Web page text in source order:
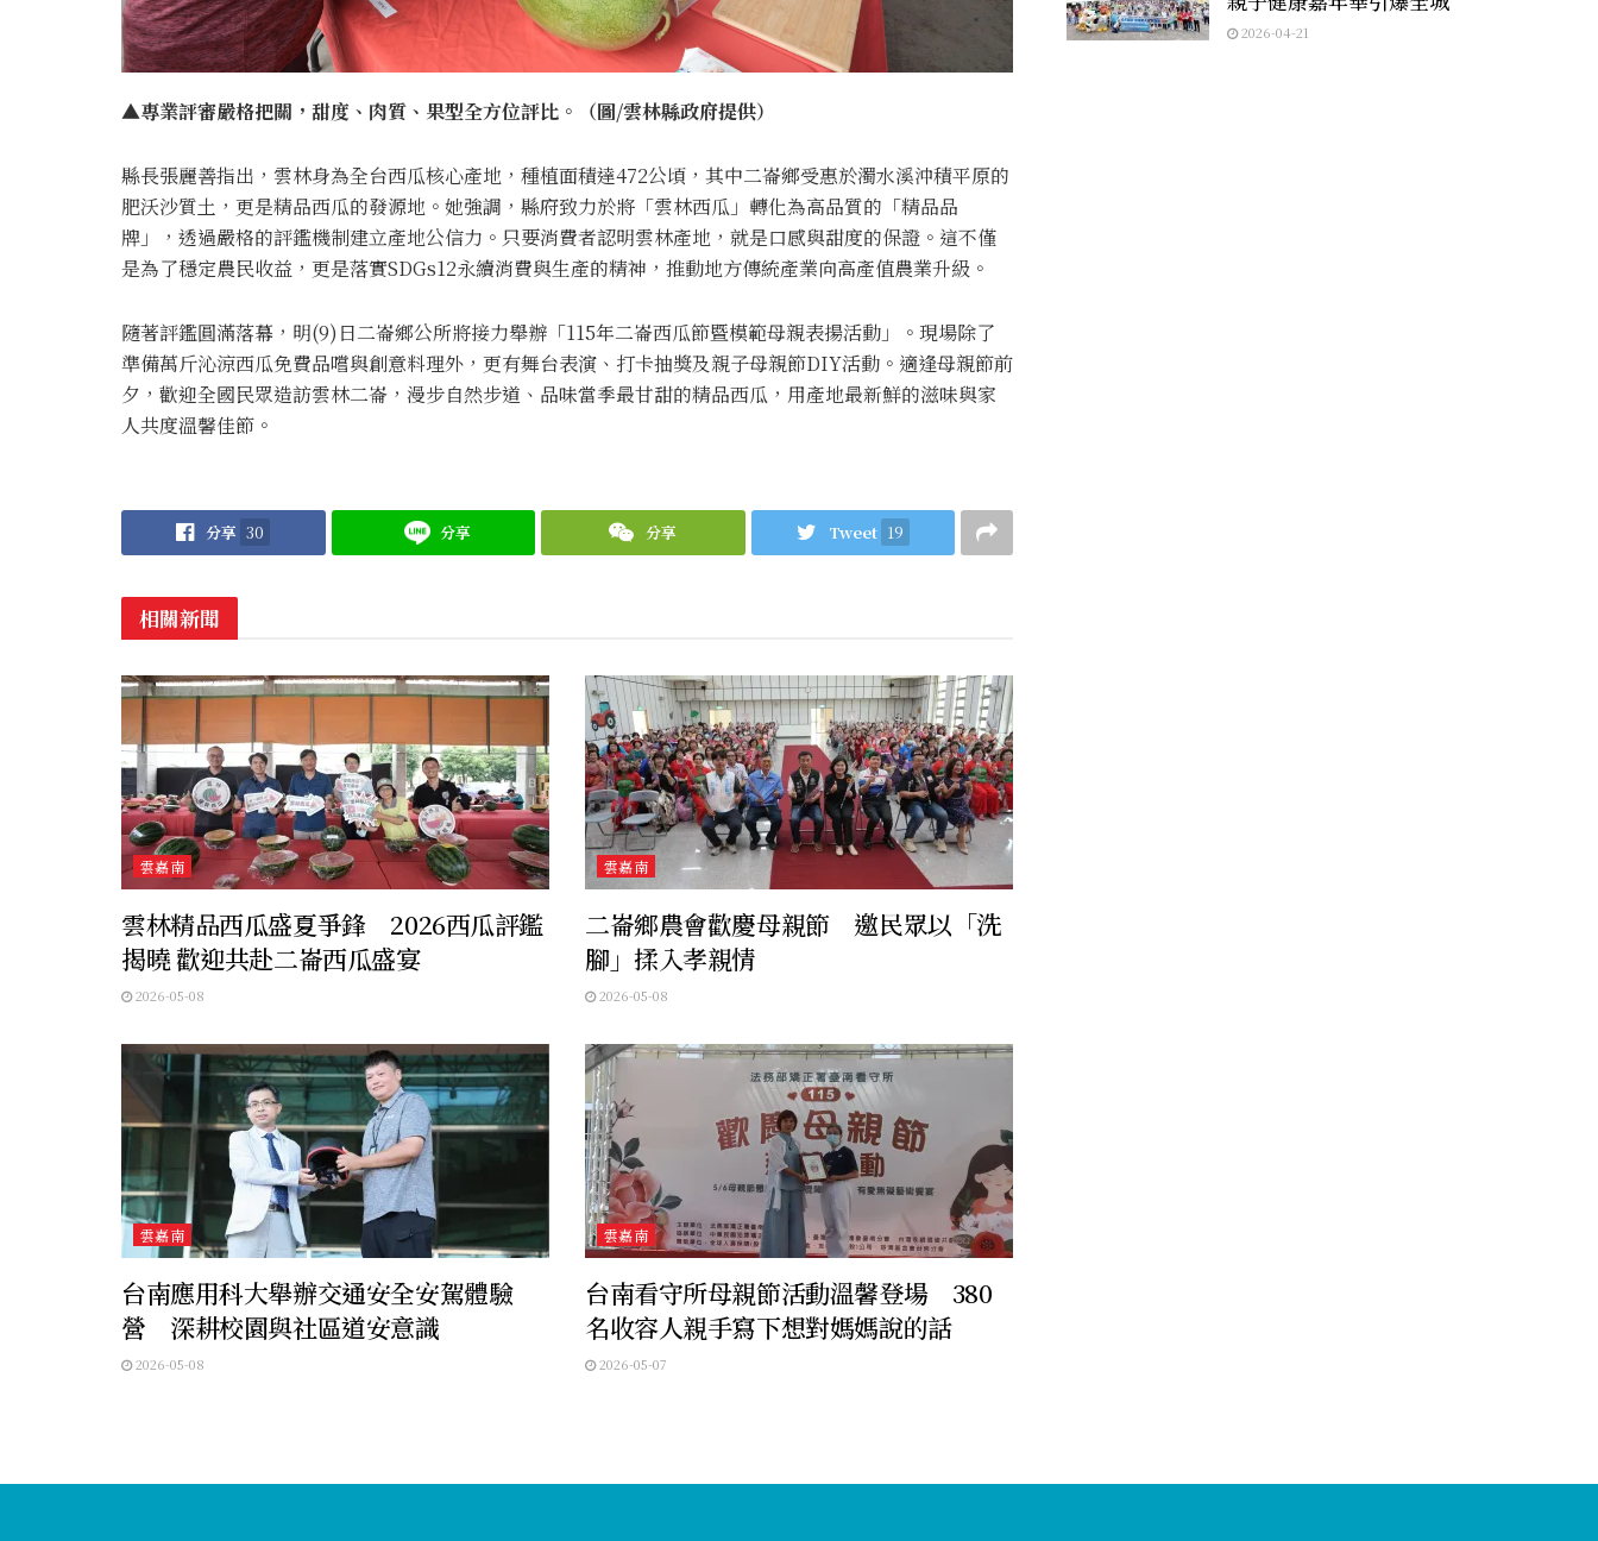
▲專業評審嚴格把關，甜度、肉質、果型全方位評比。（圖/雲林縣政府提供）
縣長張麗善指出，雲林身為全台西瓜核心產地，種植面積達472公頃，其中二崙鄉受惠於濁水溪沖積平原的
肥沃沙質土，更是精品西瓜的發源地。她強調，縣府致力於將「雲林西瓜」轉化為高品質的「精品品
牌」，透過嚴格的評鑑機制建立產地公信力。只要消費者認明雲林產地，就是口感與甜度的保證。這不僅
是為了穩定農民收益，更是落實SDGs12永續消費與生產的精神，推動地方傳統產業向高產值農業升級。
隨著評鑑圓滿落幕，明(9)日二崙鄉公所將接力舉辦「115年二崙西瓜節暨模範母親表揚活動」。現場除了
準備萬斤沁涼西瓜免費品嚐與創意料理外，更有舞台表演、打卡抽獎及親子母親節DIY活動。適逢母親節前
夕，歡迎全國民眾造訪雲林二崙，漫步自然步道、品味當季最甘甜的精品西瓜，用產地最新鮮的滋味與家
人共度溫馨佳節。
分享 30 分享 分享 Tweet 19
相關新聞
雲嘉南
雲林精品西瓜盛夏爭鋒 2026西瓜評鑑
揭曉 歡迎共赴二崙西瓜盛宴
2026-05-08
雲嘉南
二崙鄉農會歡慶母親節 邀民眾以「洗
腳」揉入孝親情
2026-05-08
雲嘉南
台南應用科大舉辦交通安全安駕體驗
營 深耕校園與社區道安意識
2026-05-08
雲嘉南
台南看守所母親節活動溫馨登場 380
名收容人親手寫下想對媽媽說的話
2026-05-07
2026-04-21